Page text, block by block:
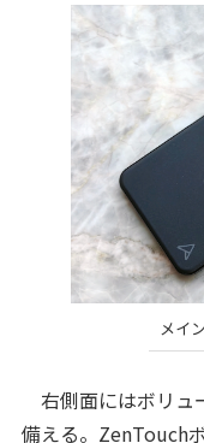
メイ
右側面にはボリュ
備える。ZenTouch